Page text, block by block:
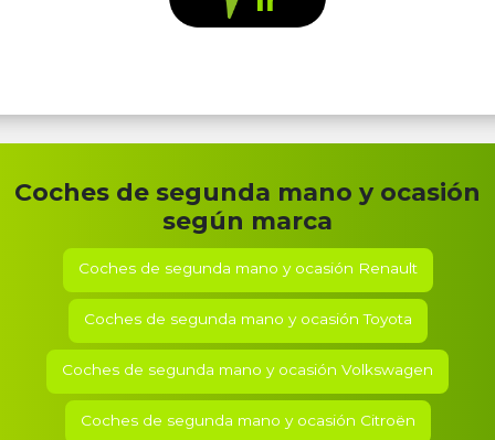
Coches de segunda mano y ocasión
según marca
Coches de segunda mano y ocasión Renault
Coches de segunda mano y ocasiónToyota
Coches de segunda mano y ocasión Volkswagen
Coches de segunda mano y ocasión Citroën